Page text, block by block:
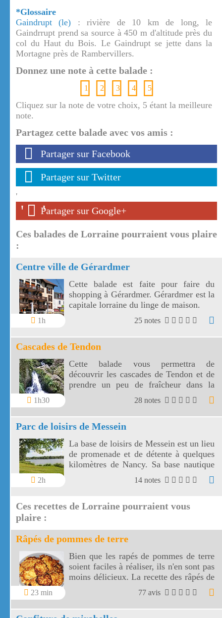
*Glossaire
Gaindrupt (le) : rivière de 10 km de long, le
Gaindrrupt prend sa source à 450 m d'altitude près du
col du Haut du Bois. Le Gaindrupt se jette dans la
Mortagne près de Rambervillers.
Donnez une note à cette balade :
1 2 3 4 5
Cliquez sur la note de votre choix, 5 étant la meilleure
note.
Partagez cette balade avec vos amis :
Partager sur Facebook
Partager sur Twitter
'
' '
Partager sur Google+
Ces balades de Lorraine pourraient vous plaire
:
Centre ville de Gérardmer
1h
Cette balade est faite pour faire du
shopping à Gérardmer. Gérardmer est la
capitale lorraine du linge de maison.
25 notes
Cascades de Tendon
1h30
Cette balade vous permettra de
découvrir les cascades de Tendon et de
prendre un peu de fraîcheur dans la
forêt vosgienne entre la petite et la
grande cascade de Tendon.
28 notes
Parc de loisirs de Messein
2h
La base de loisirs de Messein est un lieu
de promenade et de détente à quelques
kilomètres de Nancy. Sa base nautique
utilise un plan d'eau de 14 hectares.
14 notes
Ces recettes de Lorraine pourraient vous
plaire :
Râpés de pommes de terre
23 min
Bien que les rapés de pommes de terre
soient faciles à réaliser, ils n'en sont pas
moins délicieux. La recette des râpés de
pommes de terre a pour base des
produits de la région Lorraine, plus
précisément des Vosges.
77 avis